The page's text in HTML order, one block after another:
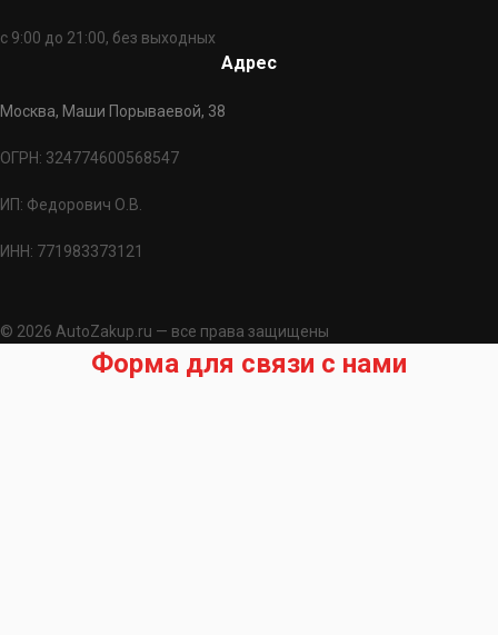
с 9:00 до 21:00, без выходных
Адрес
Москва, Маши Порываевой, 38
ОГРН: 324774600568547
ИП: Федорович О.В.
ИНН: 771983373121
© 2026 AutoZakup.ru — все права защищены
Форма для связи с нами